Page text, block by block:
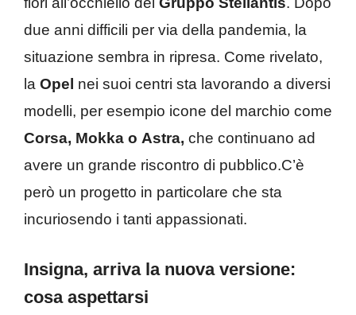
due anni difficili per via della pandemia, la
situazione sembra in ripresa. Come rivelato,
la Opel nei suoi centri sta lavorando a diversi
modelli, per esempio icone del marchio come
Corsa, Mokka o Astra, che continuano ad
avere un grande riscontro di pubblico.C’è
però un progetto in particolare che sta
incuriosendo i tanti appassionati.
Insigna, arriva la nuova versione:
cosa aspettarsi